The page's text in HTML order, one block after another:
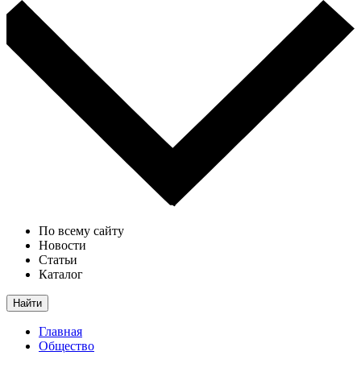
По всему сайту
Новости
Статьи
Каталог
Найти
Главная
Общество